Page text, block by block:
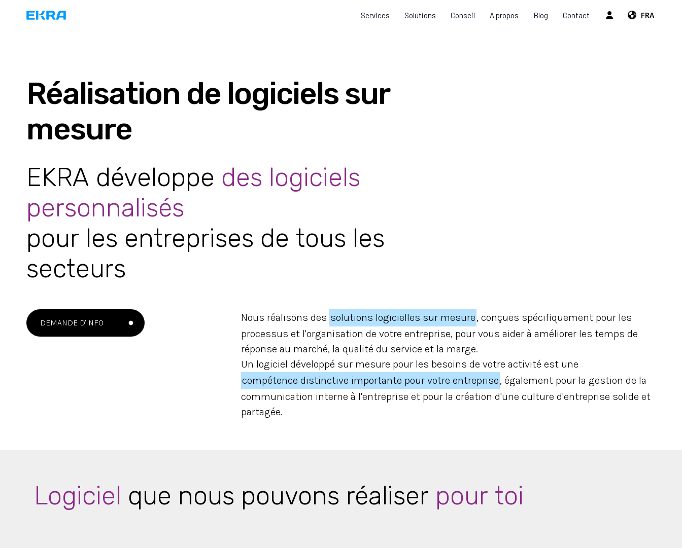
FRA
Services Solutions Conseil A propos Blog Contact
Réalisation de logiciels sur
mesure
EKRA développe des logiciels
personnalisés
pour les entreprises de tous les
secteurs
DEMANDE D'INFO Nous réalisons des solutions logicielles sur mesure, conçues spécifiquement pour les
processus et l'organisation de votre entreprise, pour vous aider à améliorer les temps de
réponse au marché, la qualité du service et la marge.
Un logiciel développé sur mesure pour les besoins de votre activité est une
compétence distinctive importante pour votre entreprise, également pour la gestion de la
communication interne à l'entreprise et pour la création d'une culture d'entreprise solide et
partagée.
Logiciel que nous pouvons réaliser pour toi